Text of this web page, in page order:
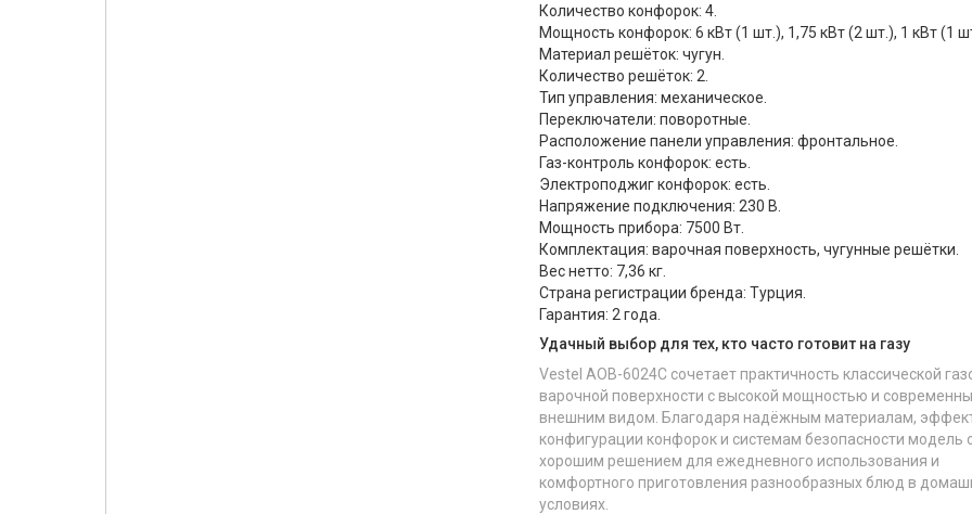
Количество конфорок: 4.
Мощность конфорок: 6 кВт (1 шт.), 1,75 кВт (2 шт.), 1 кВт (1
Материал решёток: чугун.
Количество решёток: 2.
Тип управления: механическое.
Переключатели: поворотные.
Расположение панели управления: фронтальное.
Газ-контроль конфорок: есть.
Электроподжиг конфорок: есть.
Напряжение подключения: 230 В.
Мощность прибора: 7500 Вт.
Комплектация: варочная поверхность, чугунные решётки.
Вес нетто: 7,36 кг.
Страна регистрации бренда: Турция.
Гарантия: 2 года.
Удачный выбор для тех, кто часто готовит на газу
Vestel AOB-6024C сочетает практичность классической
варочной поверхности с высокой мощностью и
внешним видом. Благодаря надёжным материалам,
конфигурации конфорок и системам безопасности модель
хорошим решением для ежедневного использования и
комфортного приготовления разнообразных блюд в
условиях.